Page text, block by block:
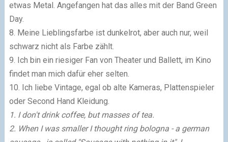
etwas Metal. Angefangen hat das alles mit der Band Green
Day.
8. Meine Lieblingsfarbe ist dunkelrot, aber auch nur, weil
schwarz nicht als Farbe zählt.
9. Ich bin ein riesiger Fan von Theater und Ballett, im Kino
findet man mich dafür eher selten.
10. Ich liebe Vintage, egal ob alte Kameras, Plattenspieler
oder Second Hand Kleidung.
1. I don't drink coffee, but masses of tea.
2. When I was smaller I thought ring bologna - a german